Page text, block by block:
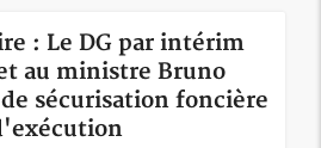
: Le DG par intérim
au ministre Bruno
sécurisation foncière